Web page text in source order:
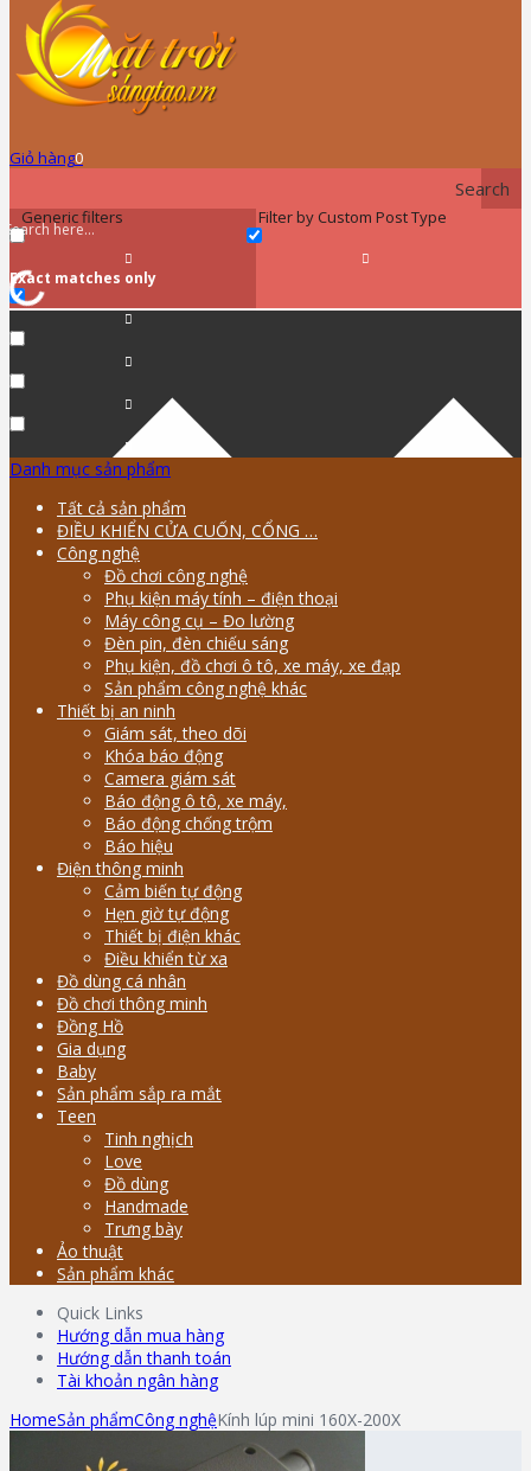
Giỏ hàng0
Search
Generic filters
Exact matches only
Filter by Custom Post Type
Danh mục sản phẩm
Tất cả sản phẩm
ĐIỀU KHIỂN CỬA CUỐN, CỔNG …
Công nghệ
Đồ chơi công nghệ
Phụ kiện máy tính – điện thoại
Máy công cụ – Đo lường
Đèn pin, đèn chiếu sáng
Phụ kiện, đồ chơi ô tô, xe máy, xe đạp
Sản phẩm công nghệ khác
Thiết bị an ninh
Giám sát, theo dõi
Khóa báo động
Camera giám sát
Báo động ô tô, xe máy,
Báo động chống trộm
Báo hiệu
Điện thông minh
Cảm biến tự động
Hẹn giờ tự động
Thiết bị điện khác
Điều khiển từ xa
Đồ dùng cá nhân
Đồ chơi thông minh
Đồng Hồ
Gia dụng
Baby
Sản phẩm sắp ra mắt
Teen
Tinh nghịch
Love
Đồ dùng
Handmade
Trưng bày
Ảo thuật
Sản phẩm khác
Quick Links
Hướng dẫn mua hàng
Hướng dẫn thanh toán
Tài khoản ngân hàng
HomeSản phẩmCông nghệKính lúp mini 160X-200X